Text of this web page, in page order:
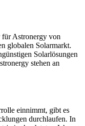
Astronergy von
globalen Solarmarkt.
Solarlösungen
stehen an
einnimmt, gibt es
durchlaufen. In